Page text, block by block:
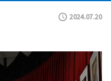
2024.07.20